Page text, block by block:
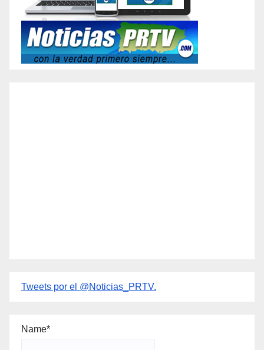
Tweets por el @Noticias_PRTV.
Name*